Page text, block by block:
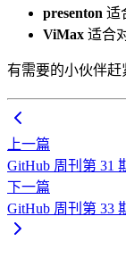
presenton 适
ViMax 适合
有需要的小伙伴赶
上一篇
GitHub 周刊第 31
下一篇
GitHub 周刊第 33